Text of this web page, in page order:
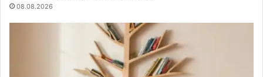
08.08.2026